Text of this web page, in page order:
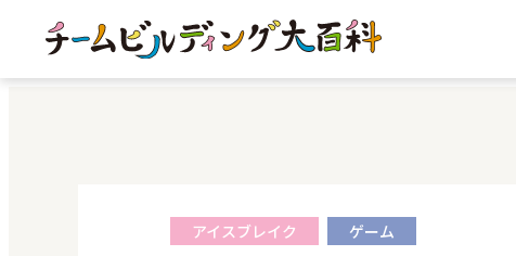
アイスブレイク
ゲーム